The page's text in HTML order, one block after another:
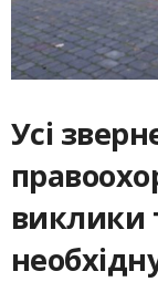
Усі
виклики